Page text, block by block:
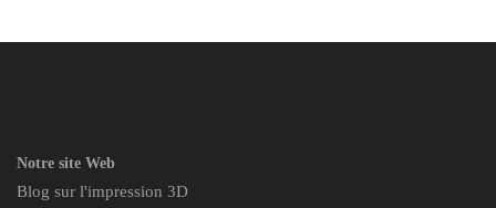
Notre site Web
Blog sur l'impression 3D